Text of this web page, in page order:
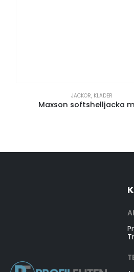
JACKOR, KLÄDER
Maxson softshelljacka